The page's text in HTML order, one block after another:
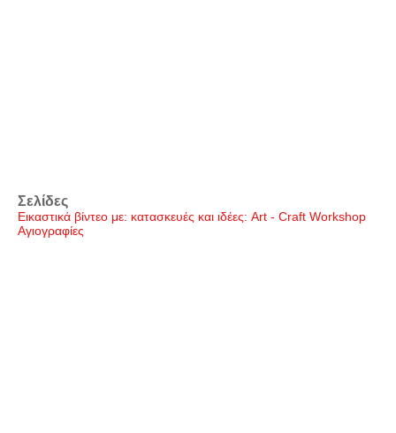
Σελίδες
Εικαστικά βίντεο με: κατασκευές και ιδέες: Art - Craft Workshop
Αγιογραφίες